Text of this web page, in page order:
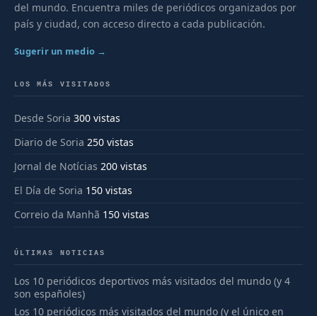
del mundo. Encuentra miles de periódicos organizados por
país y ciudad, con acceso directo a cada publicación.
Sugerir un medio →
LOS MÁS VISITADOS
Desde Soria 300 vistas
Diario de Soria 250 vistas
Jornal de Notícias 200 vistas
El Día de Soria 150 vistas
Correio da Manhã 150 vistas
ÚLTIMAS NOTICIAS
Los 10 periódicos deportivos más visitados del mundo (y 4
son españoles)
Los 10 periódicos más visitados del mundo (y el único en